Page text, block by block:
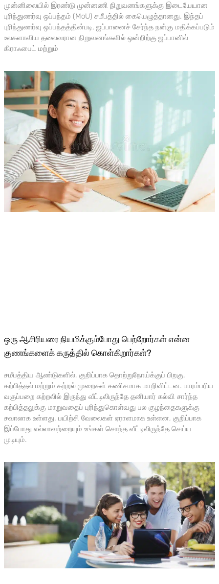
முன்னிலையில் இரண்டு முன்னணி நிறுவனங்களுக்கு இடையேயான
புரிந்துணர்வு ஒப்பந்தம் (MoU) சமீபத்தில் கையெழுத்தானது. இந்தப்
புரிந்துணர்வு ஒப்பந்தத்தின்படி, ஜப்பானைச் சேர்ந்த நன்கு மதிக்கப்படும்
உலகளாவிய தலைவரான நிறுவனங்களில் ஒன்றிற்கு ஜப்பானில்
கிராஃபைட் மற்றும்
ஒரு ஆசிரியரை நியமிக்கும்போது பெற்றோர்கள் என்ன
குணங்களைக் கருத்தில் கொள்கிறார்கள்?
சமீபத்திய ஆண்டுகளில், குறிப்பாக தொற்றுநோய்க்குப் பிறகு,
கற்பித்தல் மற்றும் கற்றல் முறைகள் கணிசமாக மாறிவிட்டன. பாரம்பரிய
வகுப்பறை கற்றலில் இருந்து வீட்டிலிருந்தே தனியார் கல்வி சார்ந்த
கற்பித்தலுக்கு மாறுவதைப் புரிந்துகொள்வது பல குழந்தைகளுக்கு
சவாலாக உள்ளது. பயிற்சி வேலைகள் ஏராளமாக உள்ளன, குறிப்பாக
இப்போது எல்லாவற்றையும் உங்கள் சொந்த வீட்டிலிருந்தே செய்ய
முடியும்.